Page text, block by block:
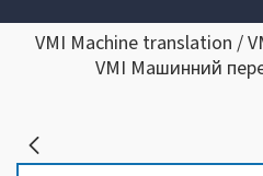
VMI Machine translation /
VMI Машинний